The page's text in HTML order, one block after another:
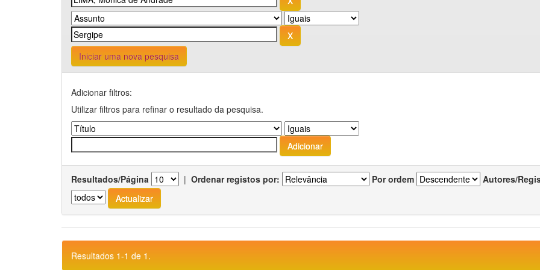
Iniciar uma nova pesquisa
Adicionar filtros:
Utilizar filtros para refinar o resultado da pesquisa.
Resultados/Página | Ordenar registos por: Por ordem Autores/
Resultados 1-1 de 1.